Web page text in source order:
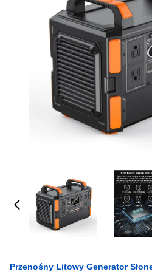
Przenośny Litowy Generator